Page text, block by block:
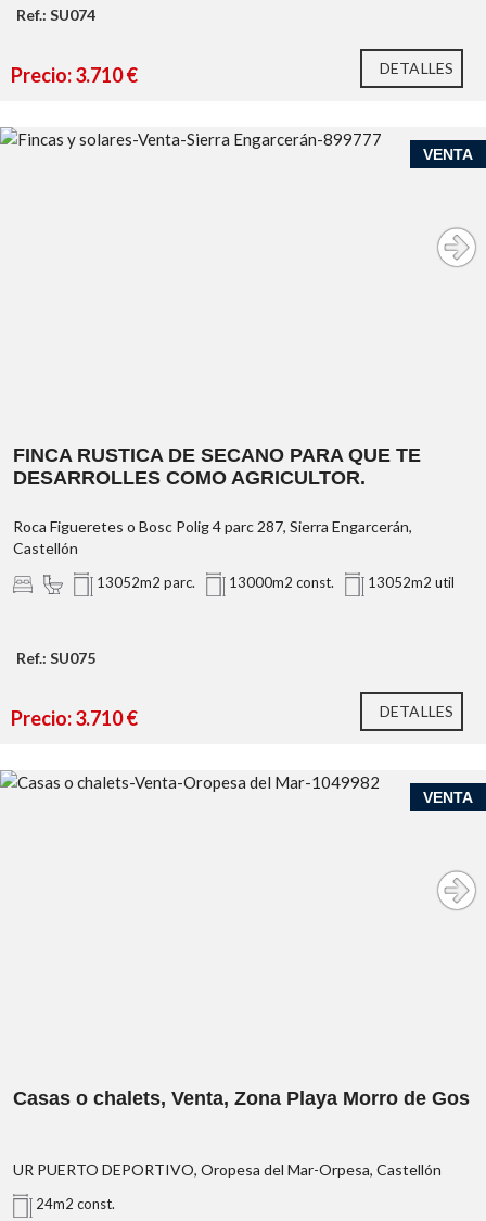
Ref.: SU074
Precio: 3.710 € DETALLES
VENTA
FINCA RUSTICA DE SECANO PARA QUE TE
DESARROLLES COMO AGRICULTOR.
Roca Figueretes o Bosc Polig 4 parc 287, Sierra Engarcerán,
Castellón
13052m2 parc. 13000m2 const. 13052m2 util
Ref.: SU075
Precio: 3.710 € DETALLES
VENTA
Casas o chalets, Venta, Zona Playa Morro de Gos
UR PUERTO DEPORTIVO, Oropesa del Mar-Orpesa, Castellón
24m2 const.